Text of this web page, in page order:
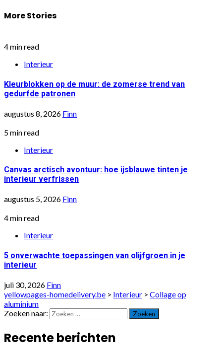
More Stories
4 min read
Interieur
Kleurblokken op de muur: de zomerse trend van
gedurfde patronen
augustus 8, 2026 Finn
5 min read
Interieur
Canvas arctisch avontuur: hoe ijsblauwe tinten je
interieur verfrissen
augustus 5, 2026 Finn
4 min read
Interieur
5 onverwachte toepassingen van olijfgroen in je
interieur
juli 30, 2026 Finn
yellowpages-homedelivery.be > Interieur > Collage op
aluminium
Zoeken naar:
Recente berichten